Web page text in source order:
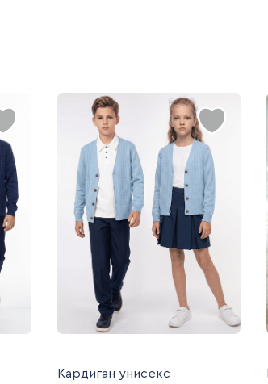
Кардиган унисекс